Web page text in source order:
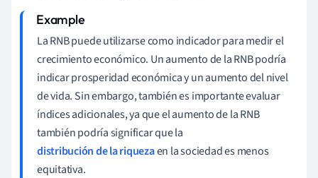
La RNB puede utilizarse como indicador para medir el
crecimiento económico. Un aumento de la RNB podría
indicar prosperidad económica y un aumento del nivel
de vida. Sin embargo, también es importante evaluar
índices adicionales, ya que el aumento de la RNB
también podría significar que la
distribución de la riquezaen la sociedad es menos
equitativa.